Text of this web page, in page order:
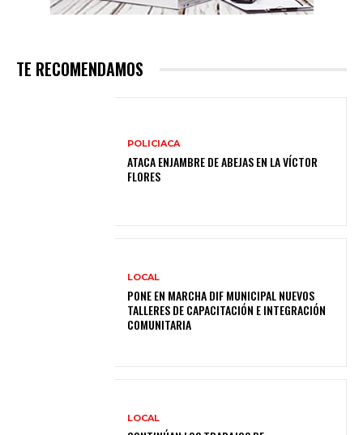
TE RECOMENDAMOS
POLICIACA
ATACA ENJAMBRE DE ABEJAS EN LA VÍCTOR
FLORES
LOCAL
PONE EN MARCHA DIF MUNICIPAL NUEVOS
TALLERES DE CAPACITACIÓN E INTEGRACIÓN
COMUNITARIA
LOCAL